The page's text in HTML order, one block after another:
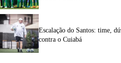
Escalação do Santos: time,
contra o Cuiabá